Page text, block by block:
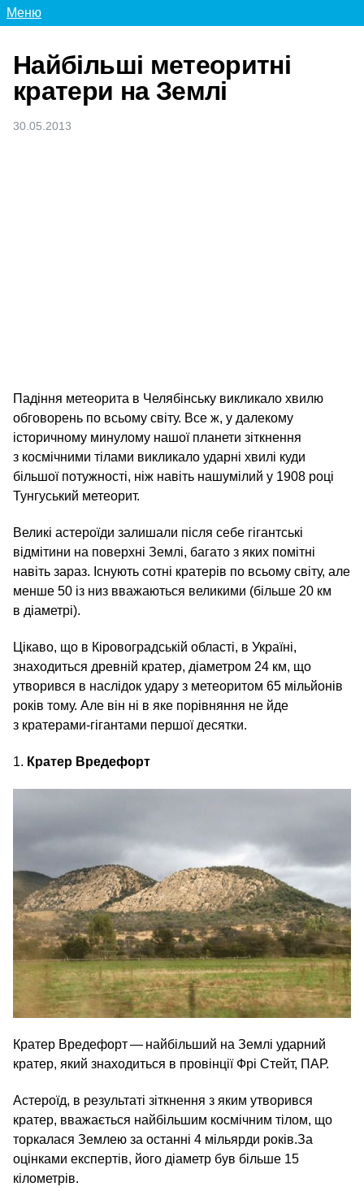
Меню
Найбільші метеоритні
кратери на Землі
30.05.2013
Падіння метеорита в Челябінську викликало хвилю
обговорень по всьому світу. Вcе ж, у далекому
історичному минулому нашої планети зіткнення
з космічними тілами викликало ударні хвилі куди
більшої потужності, ніж навіть нашумілий у 1908 році
Тунгуський метеорит.
Великі астероїди залишали після себе гігантські
відмітини на поверхні Землі, багато з яких помітні
навіть зараз. Існують сотні кратерів по всьому світу, але
менше 50 із низ вважаються великими (більше 20 км
в діаметрі).
Цікаво, що в Кіровоградській області, в Україні,
знаходиться древній кратер, діаметром 24 км, що
утворився в наслідок удару з метеоритом 65 мільйонів
років тому. Але він ні в яке порівняння не йде
з кратерами-гігантами першої десятки.
1. Кратер Вредефорт
Кратер Вредефорт — найбільший на Землі ударний
кратер, який знаходиться в провінції Фрі Стейт, ПАР.
Астероїд, в результаті зіткнення з яким утворився
кратер, вважається найбільшим космічним тілом, що
торкалася Землею за останні 4 мільярди років.За
оцінками експертів, його діаметр був більше 15
кілометрів.